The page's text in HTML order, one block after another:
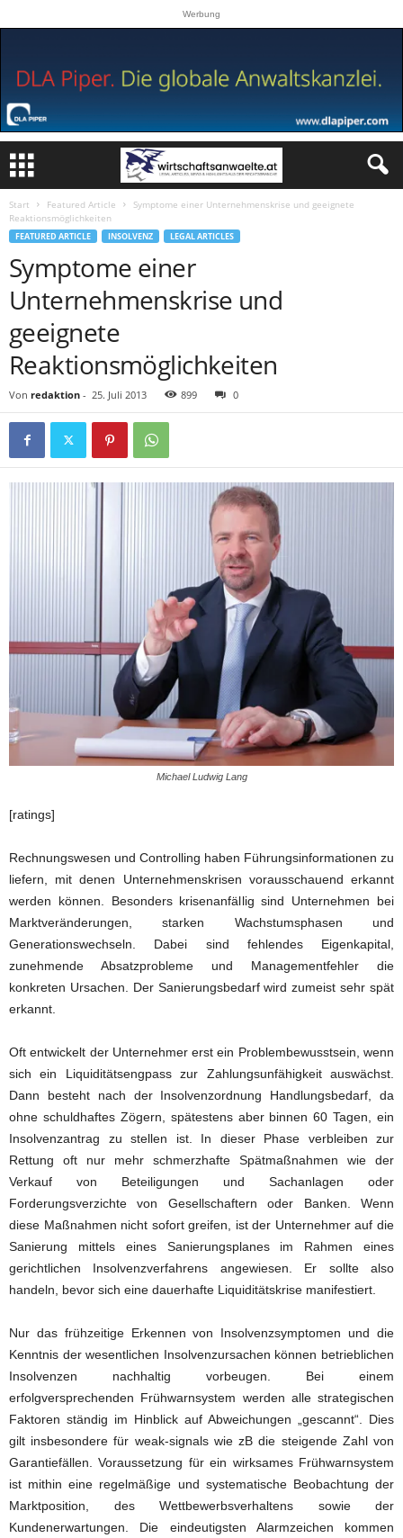
Werbung
Start Featured Article
Symptome einer Unternehmenskrise und geeignete
Reaktionsmöglichkeiten
FEATURED ARTICLE INSOLVENZ LEGAL ARTICLES
Symptome einer
Unternehmenskrise und
geeignete
Reaktionsmöglichkeiten
Von redaktion - 25. Juli 2013 899 0
Michael Ludwig Lang
[ratings]
Rechnungswesen und Controlling haben Führungsinformationen zu
liefern, mit denen Unternehmenskrisen vorausschauend erkannt
werden können. Besonders krisenanfällig sind Unternehmen bei
Marktveränderungen, starken Wachstumsphasen und
Generationswechseln. Dabei sind fehlendes Eigenkapital,
zunehmende Absatzprobleme und Managementfehler die
konkreten Ursachen. Der Sanierungsbedarf wird zumeist sehr spät
erkannt.
Oft entwickelt der Unternehmer erst ein Problembewusstsein, wenn
sich ein Liquiditätsengpass zur Zahlungsunfähigkeit auswächst.
Dann besteht nach der Insolvenzordnung Handlungsbedarf, da
ohne schuldhaftes Zögern, spätestens aber binnen 60 Tagen, ein
Insolvenzantrag zu stellen ist. In dieser Phase verbleiben zur
Rettung oft nur mehr schmerzhafte Spätmaßnahmen wie der
Verkauf von Beteiligungen und Sachanlagen oder
Forderungsverzichte von Gesellschaftern oder Banken. Wenn
diese Maßnahmen nicht sofort greifen, ist der Unternehmer auf die
Sanierung mittels eines Sanierungsplanes im Rahmen eines
gerichtlichen Insolvenzverfahrens angewiesen. Er sollte also
handeln, bevor sich eine dauerhafte Liquiditätskrise manifestiert.
Nur das frühzeitige Erkennen von Insolvenzsymptomen und die
Kenntnis der wesentlichen Insolvenzursachen können betrieblichen
Insolvenzen nachhaltig vorbeugen. Bei einem
erfolgversprechenden Frühwarnsystem werden alle strategischen
Faktoren ständig im Hinblick auf Abweichungen „gescannt“. Dies
gilt insbesondere für weak-signals wie zB die steigende Zahl von
Garantiefällen. Voraussetzung für ein wirksames Frühwarnsystem
ist mithin eine regelmäßige und systematische Beobachtung der
Marktposition, des Wettbewerbsverhaltens sowie der
Kundenerwartungen. Die eindeutigsten Alarmzeichen kommen